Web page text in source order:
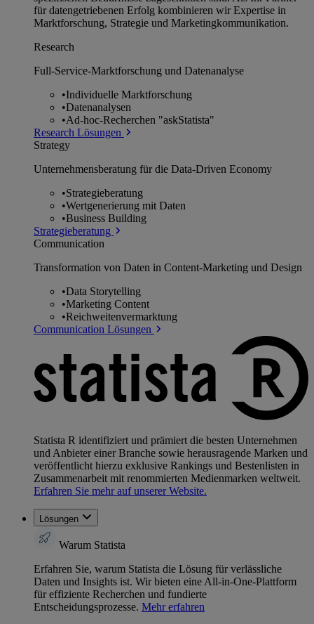
für datengetriebenen Erfolg kombinieren wir Expertise in
Marktforschung, Strategie und Marketingkommunikation.
Research
Full-Service-Marktforschung und Datenanalyse
•Individuelle Marktforschung
•Datenanalysen
•Ad-hoc-Recherchen "askStatista"
Research Lösungen
Strategy
Unternehmens­beratung für die Data-Driven Economy
•Strategieberatung
•Wertgenerierung mit Daten
•Business Building
Strategieberatung
Communication
Transformation von Daten in Content-Marketing und Design
•Data Storytelling
•Marketing Content
•Reichweitenvermarktung
Communication Lösungen
Statista R identifiziert und prämiert die besten Unternehmen
und Anbieter einer Branche sowie herausragende Marken und
veröffentlicht hierzu exklusive Rankings und Bestenlisten in
Zusammenarbeit mit renommierten Medienmarken weltweit.
Erfahren Sie mehr auf unserer Website.
Lösungen
Warum Statista
Erfahren Sie, warum Statista die Lösung für verlässliche
Daten und Insights ist. Wir bieten eine All-in-One-Plattform
für effiziente Recherchen und fundierte
Entscheidungsprozesse. Mehr erfahren